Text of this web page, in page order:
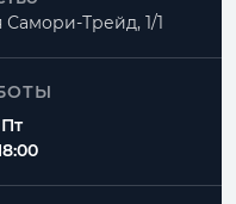
Самори-Трейд, 1/1